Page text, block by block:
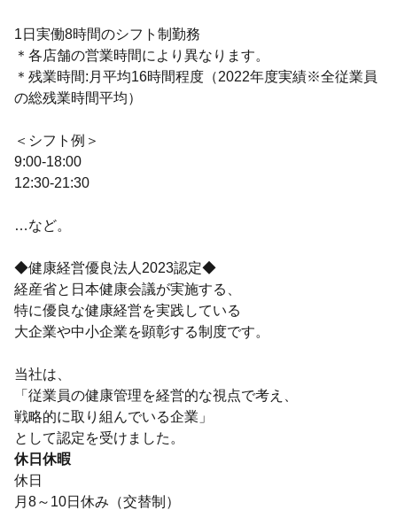
1日実働8時間のシフト制勤務
＊各店舗の営業時間により異なります。
＊残業時間:月平均16時間程度（2022年度実績※全従業員
の総残業時間平均）
＜シフト例＞
9:00-18:00
12:30-21:30
…など。
◆健康経営優良法人2023認定◆
経産省と日本健康会議が実施する、
特に優良な健康経営を実践している
大企業や中小企業を顕彰する制度です。
当社は、
「従業員の健康管理を経営的な視点で考え、
戦略的に取り組んでいる企業」
として認定を受けました。
休日休暇
休日
月8～10日休み（交替制）